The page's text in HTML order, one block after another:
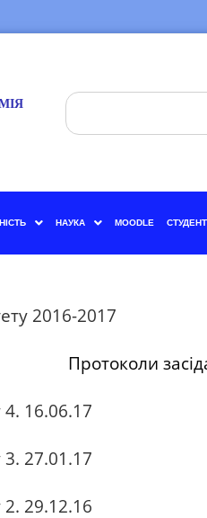
НАУКА MOODLE
2016-2017
Протоколи
16.06.17
27.01.17
29.12.16